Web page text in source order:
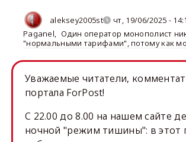
aleksey2005st
чт, 19/06/2025 -
Paganel, Один оператор монополист
"нормальными тарифами", потому как
Уважаемые читатели,
портала ForPost!
C 22.00 до 8.00 на нашем сайте
ночной "режим тишины": в этот